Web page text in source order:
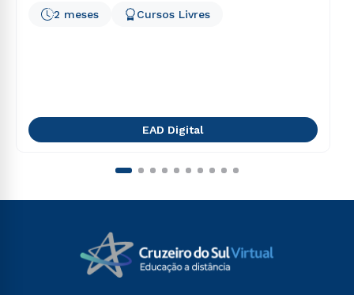
2 meses Cursos Livres
EAD Digital